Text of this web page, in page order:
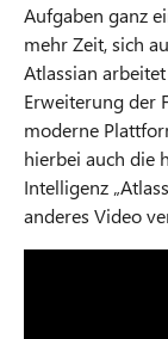
Aufgaben ganz
mehr Zeit, sich
Atlassian
Erweiterung der
moderne
hierbei auch die
Intelligenz
anderes Video